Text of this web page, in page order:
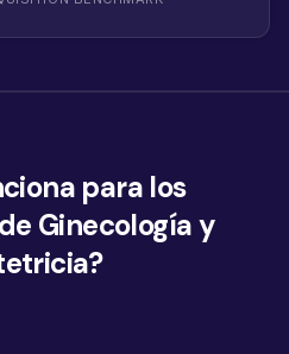
para los
Ginecología y